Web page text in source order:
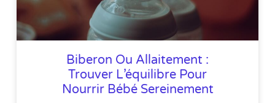
Biberon Ou Allaitement :
Trouver L’équilibre Pour
Nourrir Bébé Sereinement